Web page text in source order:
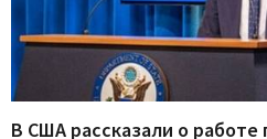
В США рассказали о работе